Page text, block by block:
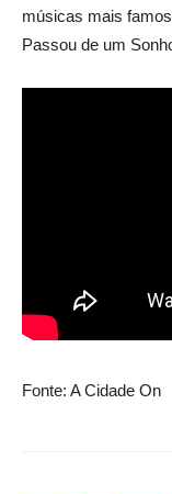
músicas mais
Passou de um
Fonte: A Cidade On